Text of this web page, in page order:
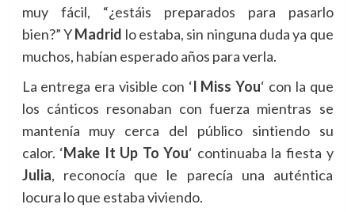
muy fácil, “¿estáis preparados para pasarlo
bien?”YMadrid lo estaba, sin ninguna duda ya que
muchos, habían esperado años para verla.
La entrega era visible con ‘I Miss You‘ con la que
los cánticos resonaban con fuerza mientras se
mantenía muy cerca del público sintiendo su
calor. ‘Make It Up To You‘ continuaba la fiesta y
Julia, reconocía que le parecía una auténtica
locura lo que estaba viviendo.